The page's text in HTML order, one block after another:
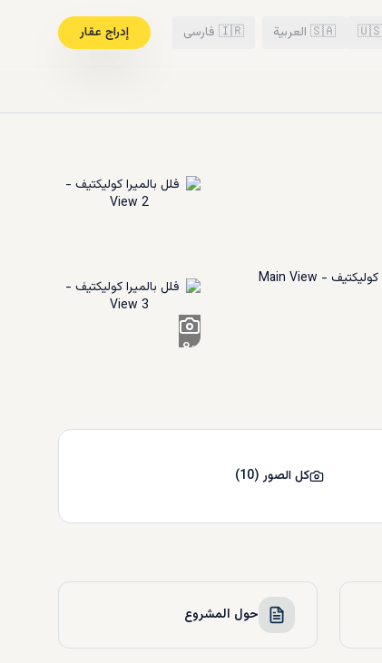
🇺🇸
🇸🇦 العربية 🇮🇷 فارسی إدراج عقار
+
8
كل الصور(
10
)
حول المشروع